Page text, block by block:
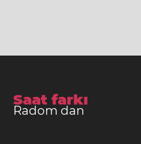
Saat farkı
Radom dan